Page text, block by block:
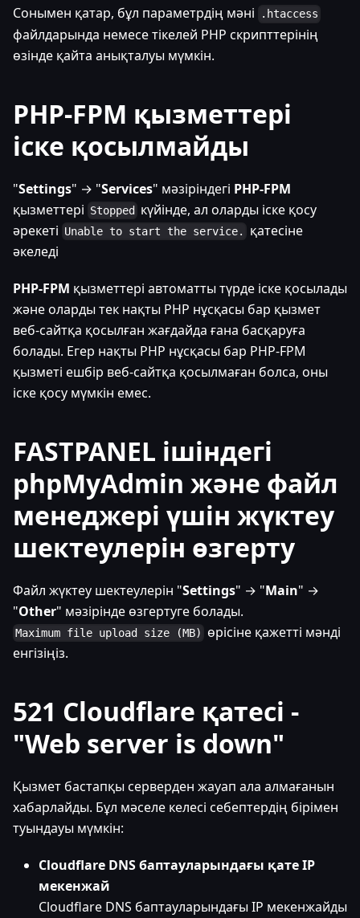
Сонымен қатар, бұл параметрдің мәні .htaccess
файлдарында немесе тікелей PHP скрипттерінің
өзінде қайта анықталуы мүмкін.
PHP-FPM қызметтері
іске қосылмайды
"Settings" → "Services" мәзіріндегі PHP-FPM
қызметтері Stopped
күйінде, ал оларды іске қосу
әрекеті Unable to start the service.
қатесіне
әкеледі
PHP-FPM қызметтері автоматты түрде іске қосылады
және оларды тек нақты PHP нұсқасы бар қызмет
веб-сайтқа қосылған жағдайда ғана басқаруға
болады. Егер нақты PHP нұсқасы бар PHP-FPM
қызметі ешбір веб-сайтқа қосылмаған болса, оны
іске қосу мүмкін емес.
FASTPANEL ішіндегі
phpMyAdmin және файл
менеджері үшін жүктеу
шектеулерін өзгерту
Файл жүктеу шектеулерін "Settings" → "Main" →
"Other" мәзірінде өзгертуге болады.
Maximum file upload size (MB) өрісіне қажетті мәнді
енгізіңіз.
521 Cloudflare қатесі -
"Web server is down"
Қызмет бастапқы серверден жауап ала алмағанын
хабарлайды. Бұл мәселе келесі себептердің бірімен
туындауы мүмкін:
Cloudflare DNS баптауларындағы қате IP
мекенжай
Cloudflare DNS баптауларындағы IP мекенжайды